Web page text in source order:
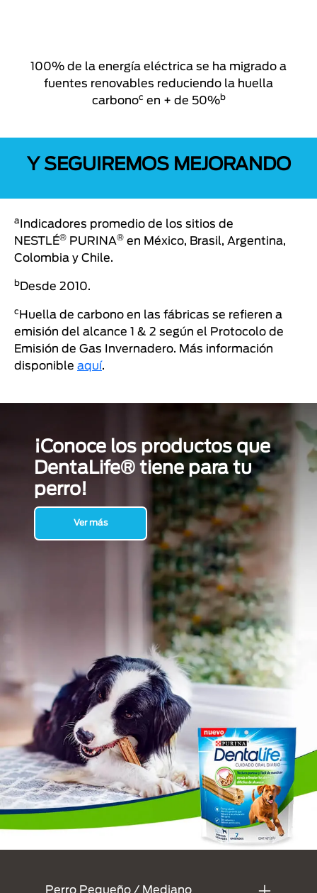
100% de la energía eléctrica se ha migrado a
fuentes renovables reduciendo la huella
carbonoc en + de 50% b
Y SEGUIREMOS MEJORANDO
a Indicadores promedio de los sitios de
NESTLÉ® PURINA® en México, Brasil, Argentina,
Colombia y Chile.
b Desde 2010.
c Huella de carbono en las fábricas se refieren a
emisión del alcance 1 & 2 según el Protocolo de
Emisión de Gas Invernadero. Más información
disponible aquí.
¡Conoce los productos que
DentaLife® tiene para tu
perro!
Ver más
Perro Pequeño / Mediano